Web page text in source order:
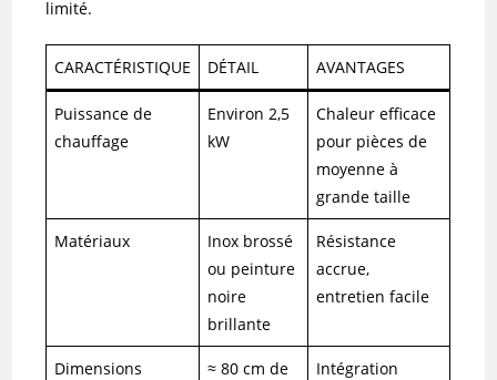
limité.
CARACTÉRISTIQUE DÉTAIL AVANTAGES
Puissance de
chauffage
Environ 2,5
kW
Chaleur efficace
pour pièces de
moyenne à
grande taille
Matériaux
Inox brossé
ou peinture
noire
brillante
Résistance
accrue,
entretien facile
Dimensions
≈ 80 cm de
Intégration